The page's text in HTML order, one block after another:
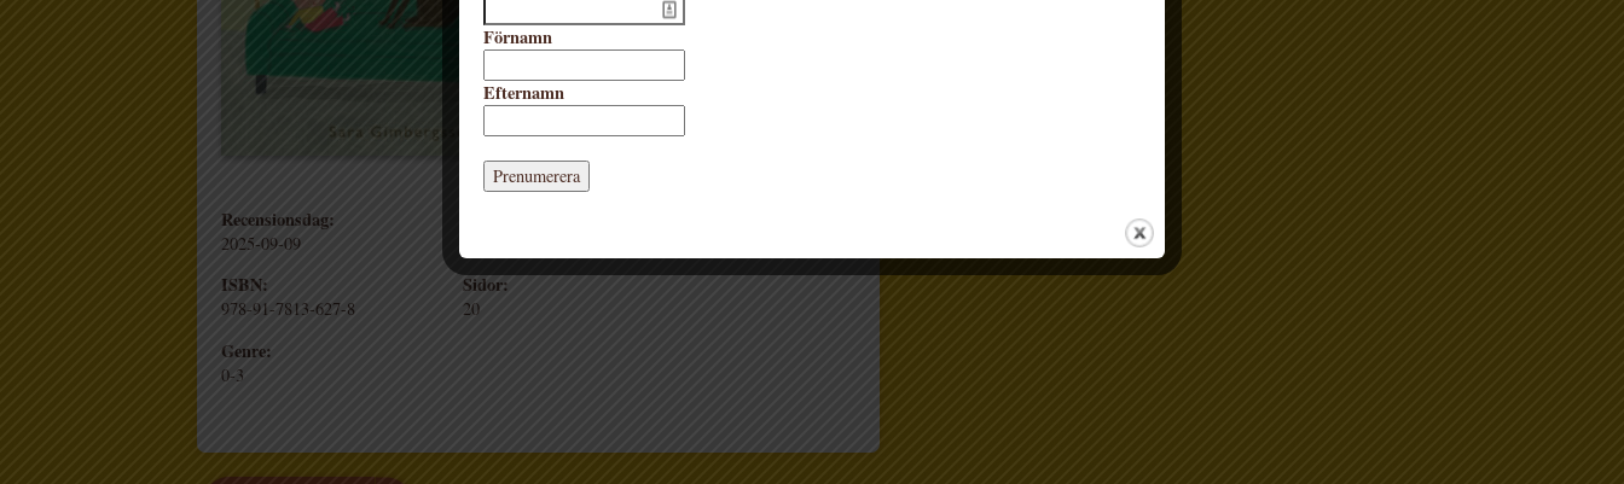
minsta barnens rörelsemönster är
stegen, som är så mycket lättare att
ta om man har ett mål.
Recensionsdag:
2025-09-09
ISBN:
978-91-7813-627-8
Sidor:
20
Genre:
0-3
Förnamn
Efternamn